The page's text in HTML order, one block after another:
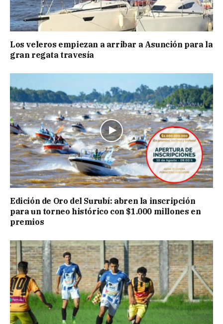
Los veleros empiezan a arribar a Asunción para la
gran regata travesía
Edición de Oro del Surubí: abren la inscripción
para un torneo histórico con $1.000 millones en
premios